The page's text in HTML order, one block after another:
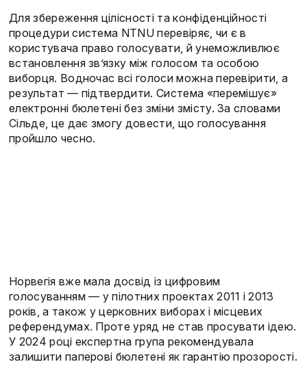
Для збереження цілісності та конфіденційності
процедури система NTNU перевіряє, чи є в
користувача право голосувати, й унеможливлює
встановлення зв’язку між голосом та особою
виборця. Водночас всі голоси можна перевірити, а
результат — підтвердити. Система «перемішує»
електронні бюлетені без зміни змісту. За словами
Сільде, це дає змогу довести, що голосування
пройшло чесно.
Норвегія вже мала досвід із цифровим
голосуванням — у пілотних проектах 2011 і 2013
років, а також у церковних виборах і місцевих
референдумах. Проте уряд не став просувати ідею.
У 2024 році експертна група рекомендувала
залишити паперові бюлетені як гарантію прозорості.